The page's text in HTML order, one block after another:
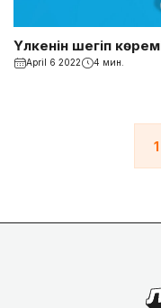
Үлкенін шегіп
April 6 2022 4 мин.
1